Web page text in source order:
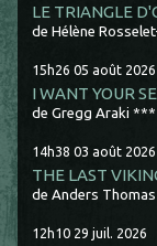
LE TRIANGLE
de Hélène
15h26 05 août 2026
I WANT YOUR
de Gregg Araki ***
14h38 03 août 2026
THE LAST
de Anders
12h10 29 juil. 2026